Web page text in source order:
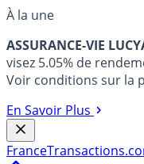
À la une
ASSURANCE-VIE
visez 5.05% de
Voir conditions sur la
En Savoir Plus
France